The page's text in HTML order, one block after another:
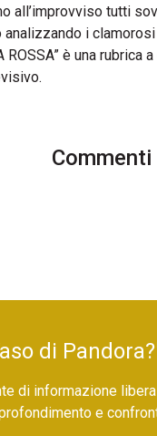
all’improvviso tutti
i
è una rubrica
di
di informazione
e